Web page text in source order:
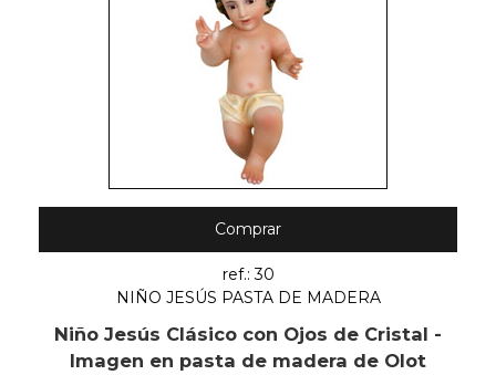
Comprar
ref.: 30
NIÑO JESÚS PASTA DE MADERA
Niño Jesús Clásico con Ojos de Cristal -
Imagen en pasta de madera de Olot